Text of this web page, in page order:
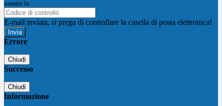
tramite la
E-mail inviata, si prega di controllare la casella di posta elettronica!
Errore
Chiudi
Successo
Chiudi
Informazione